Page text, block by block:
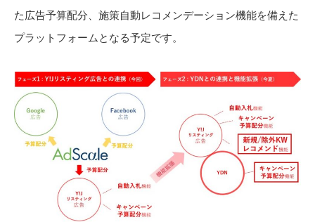
た広告予算配分、施策自動レコメンデーション機能を備えた
プラットフォームとなる予定です。